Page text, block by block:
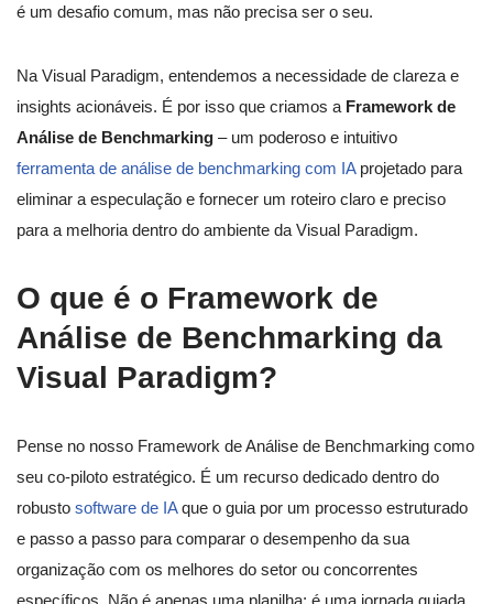
é um desafio comum, mas não precisa ser o seu.
Na Visual Paradigm, entendemos a necessidade de clareza e
insights acionáveis. É por isso que criamos a Framework de
Análise de Benchmarking – um poderoso e intuitivo
ferramenta de análise de benchmarking com IAprojetado para
eliminar a especulação e fornecer um roteiro claro e preciso
para a melhoria dentro do ambiente da Visual Paradigm.
O que é o Framework de
Análise de Benchmarking da
Visual Paradigm?
Pense no nosso Framework de Análise de Benchmarking como
seu co-piloto estratégico. É um recurso dedicado dentro do
robusto software de IAque o guia por um processo estruturado
e passo a passo para comparar o desempenho da sua
organização com os melhores do setor ou concorrentes